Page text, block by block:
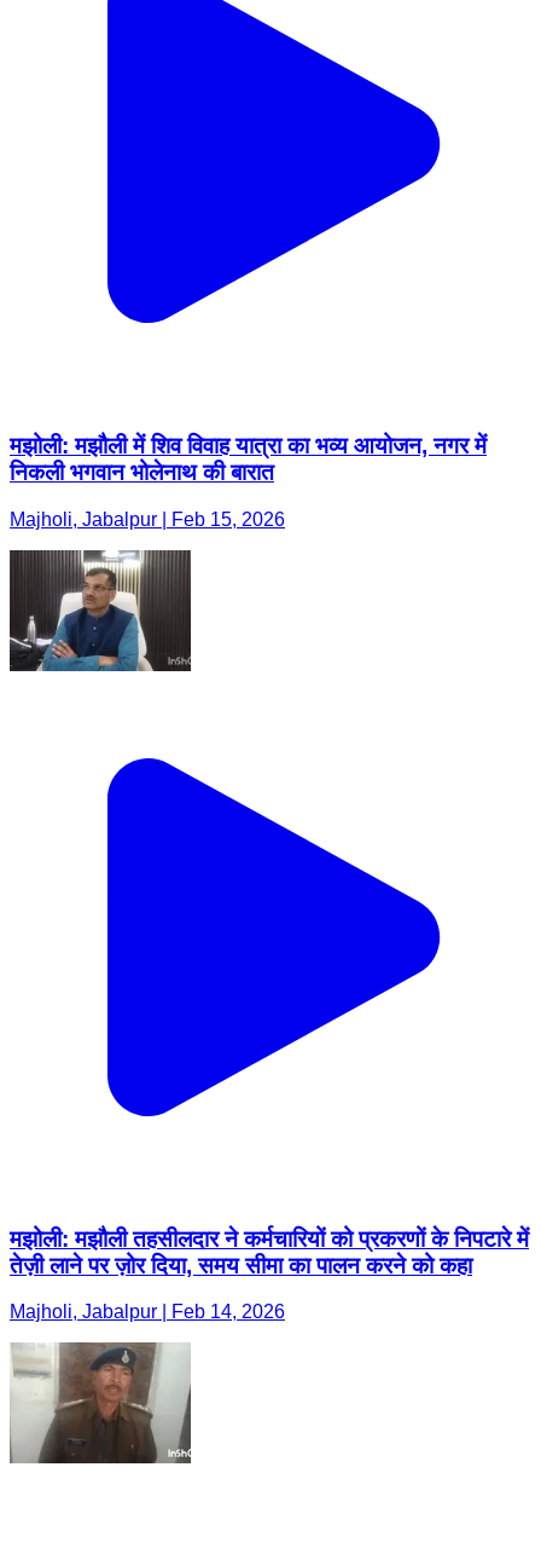
मझोली: मझौली में शिव विवाह यात्रा का भव्य आयोजन, नगर में
निकली भगवान भोलेनाथ की बारात
Majholi, Jabalpur | Feb 15, 2026
मझोली: मझौली तहसीलदार ने कर्मचारियों को प्रकरणों के निपटारे में
तेज़ी लाने पर ज़ोर दिया, समय सीमा का पालन करने को कहा
Majholi, Jabalpur | Feb 14, 2026